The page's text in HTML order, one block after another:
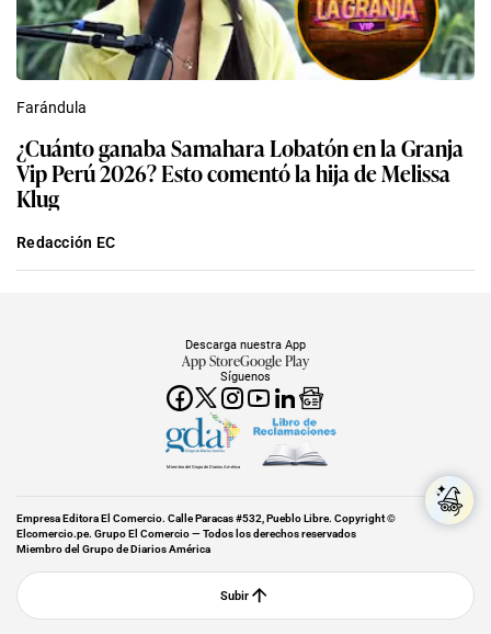
Farándula
¿Cuánto ganaba Samahara Lobatón en la Granja
Vip Perú 2026? Esto comentó la hija de Melissa
Klug
Redacción EC
Síguenos
Descarga nuestra App
App StoreGoogle Play
Miembro del Grupo de Diarios América
Empresa Editora El Comercio. Calle Paracas #532, Pueblo Libre. Copyright ©
Elcomercio.pe. Grupo El Comercio — Todos los derechos reservados
Miembro del Grupo de Diarios América
Subir